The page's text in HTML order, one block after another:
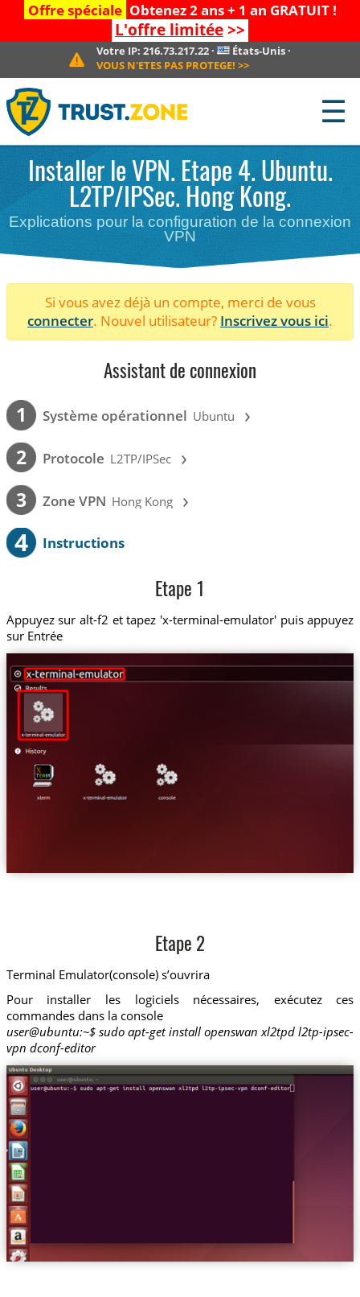
Offre spéciale Obtenez 2 ans + 1 an GRATUIT !
L'offre limitée>>
Votre IP:216.73.217.22 · États-Unis·
VOUS N'ETES PAS PROTEGE! >>
☰
Installer le VPN. Etape 4. Ubuntu.
L2TP/IPSec. Hong Kong.
Explications pour la configuration de la connexion
VPN
Si vous avez déjà un compte, merci de vous
connecter. Nouvel utilisateur? Inscrivez vous ici.
Assistant de connexion
1 Système opérationnel Ubuntu ›
2 Protocole L2TP/IPSec ›
3 Zone VPN Hong Kong ›
4 Instructions
Etape 1
Appuyez sur alt-f2 et tapez 'x-terminal-emulator' puis appuyez
sur Entrée
Etape 2
Terminal Emulator(console) s’ouvrira
Pour installer les logiciels nécessaires, exécutez ces
commandes dans la console
user@ubuntu:~$ sudo apt-get install openswan xl2tpd l2tp-ipsec-
vpn dconf-editor